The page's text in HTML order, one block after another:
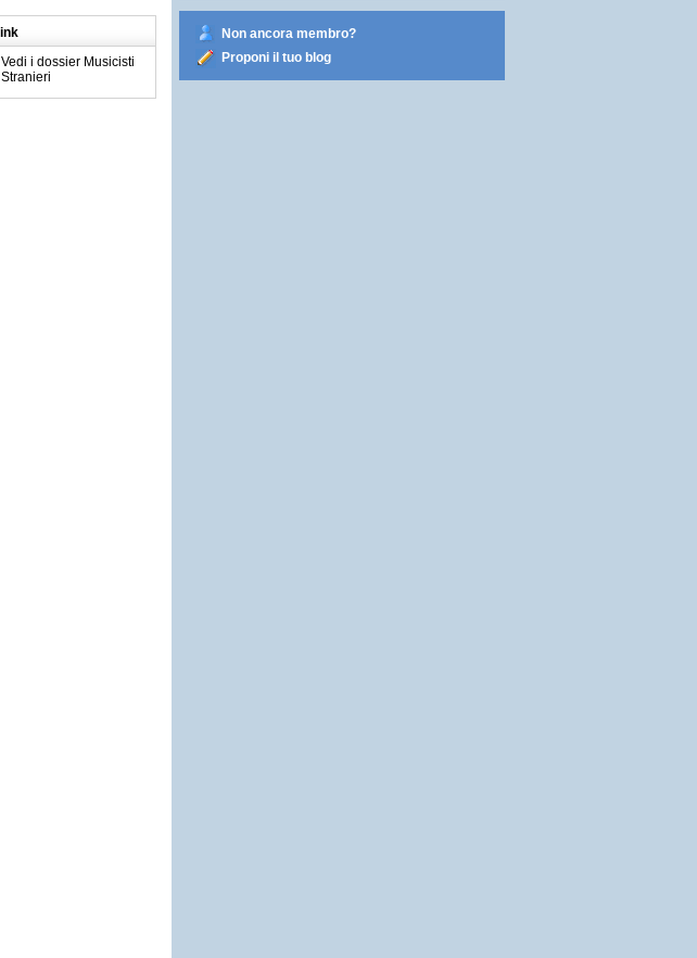
Vedi i dossier Musicisti
Stranieri
Non ancora membro?
Proponi il tuo blog